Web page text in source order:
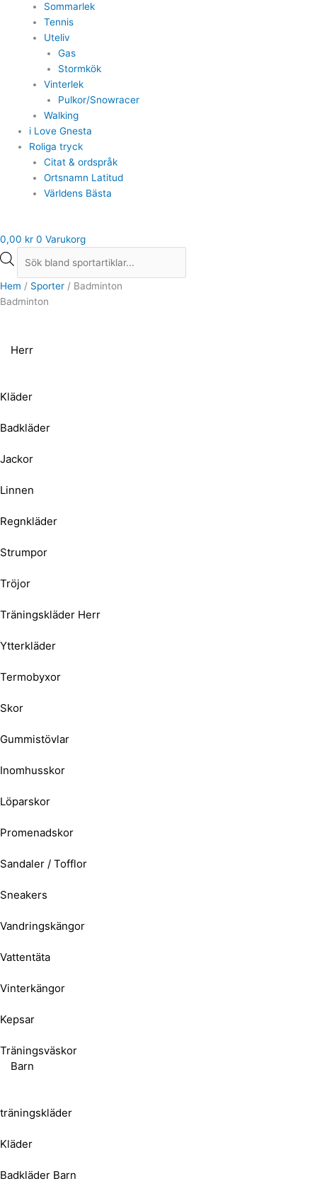
Sommarlek
Tennis
Uteliv
Gas
Stormkök
Vinterlek
Pulkor/Snowracer
Walking
i Love Gnesta
Roliga tryck
Citat & ordspråk
Ortsnamn Latitud
Världens Bästa
0,00 kr 0 Varukorg
Hem / Sporter / Badminton
Badminton
Herr
Kläder
Badkläder
Jackor
Linnen
Regnkläder
Strumpor
Tröjor
Träningskläder Herr
Ytterkläder
Termobyxor
Skor
Gummistövlar
Inomhusskor
Löparskor
Promenadskor
Sandaler / Tofflor
Sneakers
Vandringskängor
Vattentäta
Vinterkängor
Kepsar
Träningsväskor
Barn
träningskläder
Kläder
Badkläder Barn